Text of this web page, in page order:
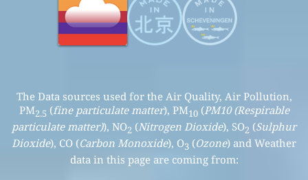
The Data sources used for the Air Quality, Air Pollution,
PM2.5 (fine particulate matter), PM10(PM10 (Respirable
particulate matter)), NO2 (Nitrogen Dioxide), SO2 (Sulphur
Dioxide), CO (Carbon Monoxide), O3 (Ozone) and Weather
data in this page are coming from: